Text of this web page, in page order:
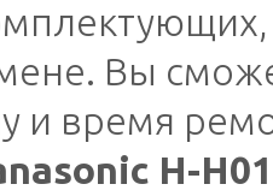
Вы
и время
H-